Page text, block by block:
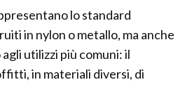
lo standard
in nylon o metallo, ma anche
utilizzi più comuni: il
in materiali diversi, di